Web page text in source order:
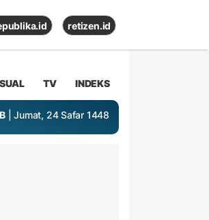
retizen.id
TV INDEKS
| Jumat, 24 Safar 1448